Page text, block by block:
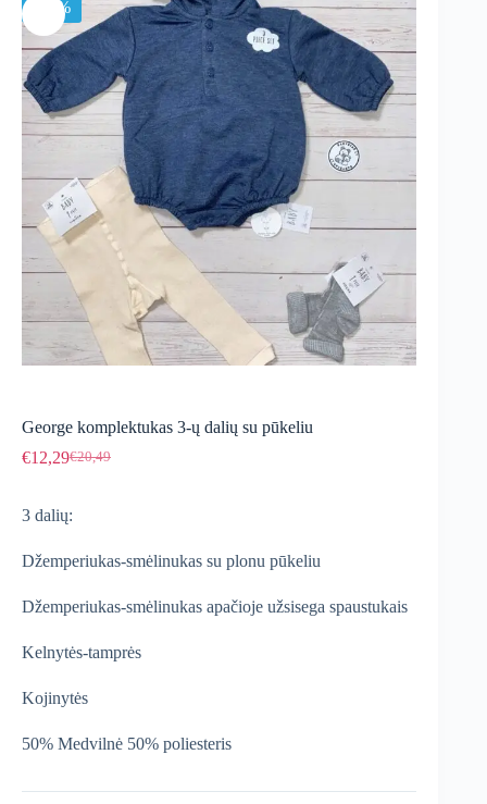
-40%
George komplektukas 3-ų dalių su pūkeliu
€20,49
Original
€20,49.
€12,29Current
€12,29.
3 dalių:
Džemperiukas-smėlinukas su plonu pūkeliu
Džemperiukas-smėlinukas apačioje užsisega spaustukais
Kelnytės-tamprės
Kojinytės
50% Medvilnė 50% poliesteris